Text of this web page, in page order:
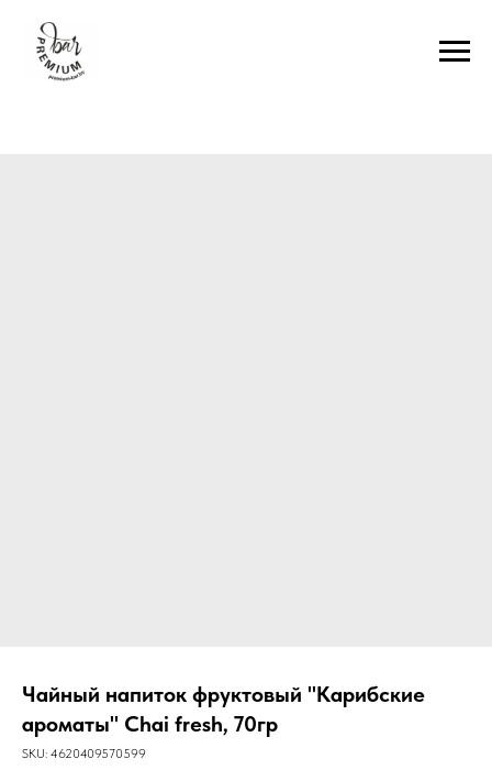
Чайный напиток фруктовый "Карибские
ароматы" Chai fresh, 70гр
SKU: 4620409570599